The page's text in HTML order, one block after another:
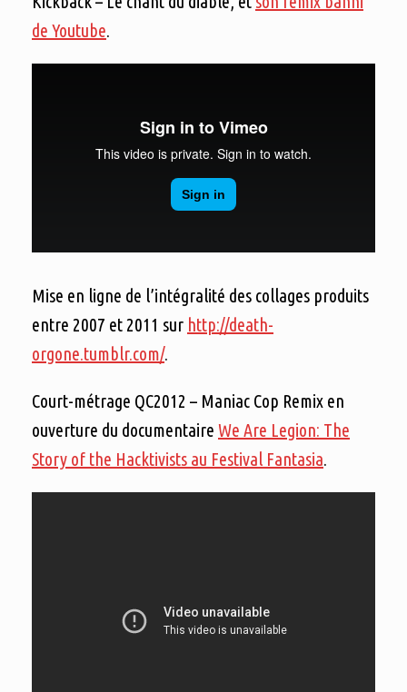
de Youtube.
Mise en ligne de l’intégralité des collages produits
entre 2007 et 2011 sur http://death-
orgone.tumblr.com/.
Court-métrage QC2012 – Maniac Cop Remix en
ouverture du documentaire We Are Legion: The
Story of the Hacktivists au Festival Fantasia.